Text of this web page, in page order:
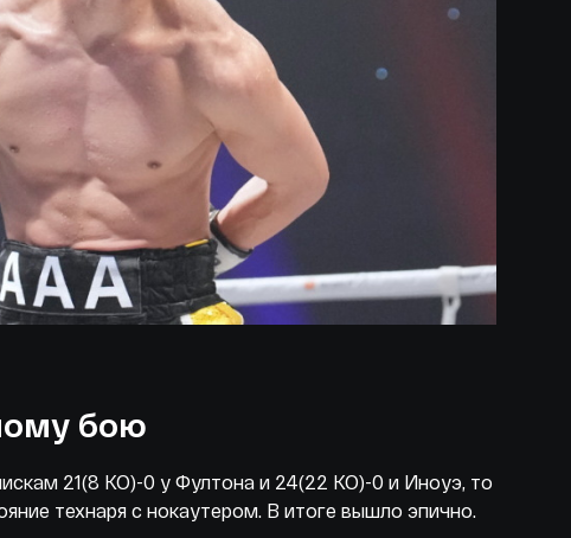
бою
21(8 КО)-0 у Фултона и 24(22 КО)-0 и Иноуэ, то
технаря с нокаутером. В итоге вышло эпично.